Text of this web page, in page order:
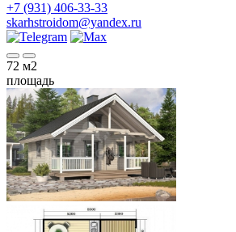
+7 (931) 406-33-33
skarhstroidom@yandex.ru
72 м2
площадь